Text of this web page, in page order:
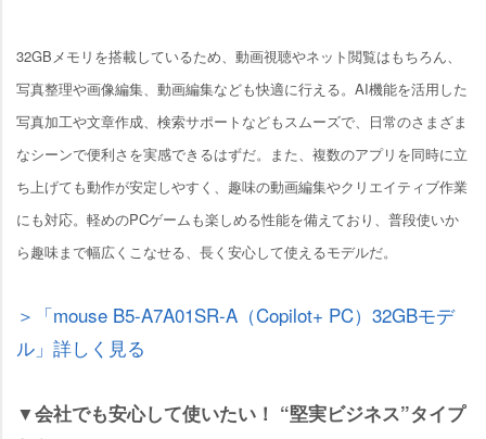
32GBメモリを搭載しているため、動画視聴やネット閲覧はもちろん、
写真整理や画像編集、動画編集なども快適に行える。AI機能を活用した
写真加工や文章作成、検索サポートなどもスムーズで、日常のさまざま
なシーンで便利さを実感できるはずだ。また、複数のアプリを同時に立
ち上げても動作が安定しやすく、趣味の動画編集やクリエイティブ作業
にも対応。軽めのPCゲームも楽しめる性能を備えており、普段使いか
ら趣味まで幅広くこなせる、長く安心して使えるモデルだ。
＞「mouse B5-A7A01SR-A（Copilot+ PC）32GBモデ
ル」詳しく見る
▼会社でも安心して使いたい！ “堅実ビジネス”タイプ